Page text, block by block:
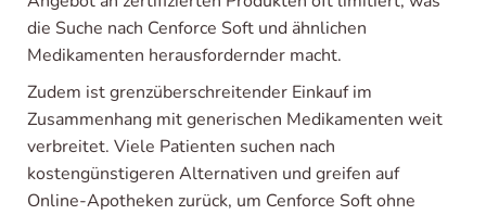
die Suche nach Cenforce Soft und ähnlichen
Medikamenten herausfordernder macht.
Zudem ist grenzüberschreitender Einkauf im
Zusammenhang mit generischen Medikamenten weit
verbreitet. Viele Patienten suchen nach
kostengünstigeren Alternativen und greifen auf
Online-Apotheken zurück, um Cenforce Soft ohne